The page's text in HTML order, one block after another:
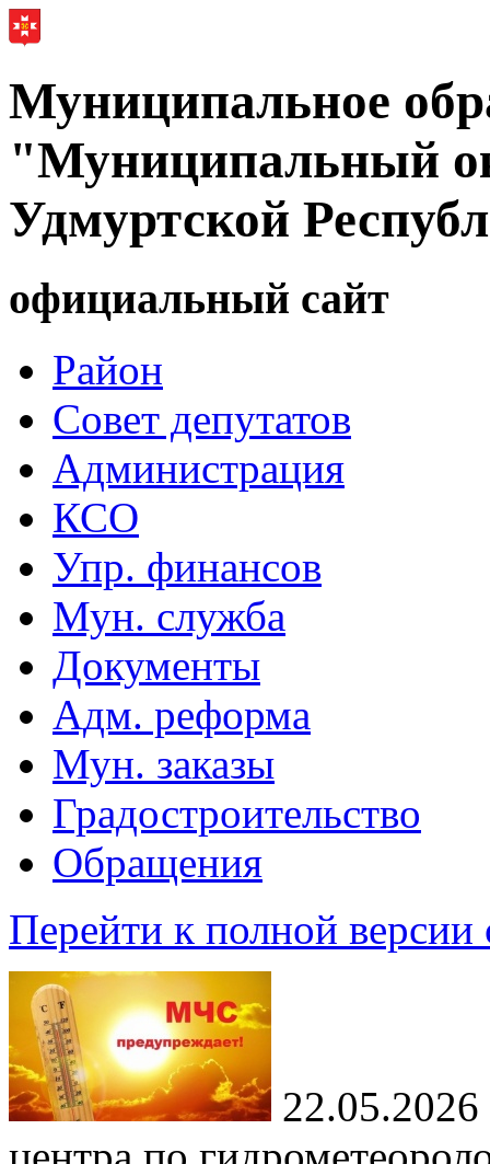
Муниципальное
"Муниципальный
Удмуртской
официальный сайт
Район
Совет депутатов
Администрация
КСО
Упр. финансов
Мун. служба
Документы
Адм. реформа
Мун. заказы
Градостроительство
Обращения
Перейти к полной версии
22.05.2026